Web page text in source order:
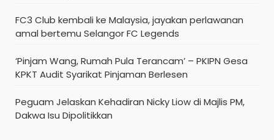
FC3 Club kembali ke Malaysia, jayakan perlawanan
amal bertemu Selangor FC Legends
‘Pinjam Wang, Rumah Pula Terancam’ – PKIPN Gesa
KPKT Audit Syarikat Pinjaman Berlesen
Peguam Jelaskan Kehadiran Nicky Liow di Majlis PM,
Dakwa Isu Dipolitikkan